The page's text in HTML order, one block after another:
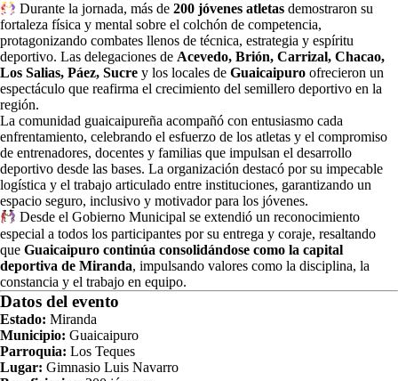
Durante la jornada, más de200 jóvenes atletas demostraron su
fortaleza física y mental sobre el colchón de competencia,
protagonizando combates llenos de técnica, estrategia y espíritu
deportivo. Las delegaciones de Acevedo, Brión, Carrizal, Chacao,
Los Salias, Páez, Sucre y los locales de Guaicaipuro ofrecieron un
espectáculo que reafirma el crecimiento del semillero deportivo en la
región.
La comunidad guaicaipureña acompañó con entusiasmo cada
enfrentamiento, celebrando el esfuerzo de los atletas y el compromiso
de entrenadores, docentes y familias que impulsan el desarrollo
deportivo desde las bases. La organización destacó por su impecable
logística y el trabajo articulado entre instituciones, garantizando un
espacio seguro, inclusivo y motivador para los jóvenes.
​ Desde el Gobierno Municipal se extendió un reconocimiento
especial a todos los participantes por su entrega y coraje, resaltando
que Guaicaipuro continúa consolidándose como la capital
deportiva de Miranda, impulsando valores como la disciplina, la
constancia y el trabajo en equipo.
Datos del evento
Estado: Miranda
Municipio: Guaicaipuro
Parroquia: Los Teques
Lugar: Gimnasio Luis Navarro